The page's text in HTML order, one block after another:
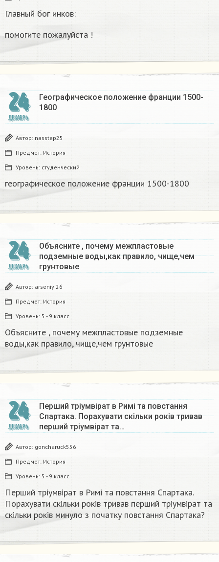
Главный бог инков:
помогите пожалуйста !
24
ДЕКАБРЬ
Географическое положение франции 1500-
1800​
Автор: nasstep25
Предмет: История
Уровень: студенческий
географическое положение франции 1500-1800​
24
ДЕКАБРЬ
Объясните , почему межпластовые
подземные воды,как правило, чище,чем
грунтовые​
Автор: arseniyi26
Предмет: История
Уровень: 5 - 9 класс
Объясните , почему межпластовые подземные
воды,как правило, чище,чем грунтовые​
24
ДЕКАБРЬ
Перший тріумвірат в Римі та повстання
Спартака. Порахувати скільки років тривав
перший тріумвірат та…
Автор: goncharuck556
Предмет: История
Уровень: 5 - 9 класс
Перший тріумвірат в Римі та повстання Спартака.
Порахувати скільки років тривав перший тріумвірат та
скільки років минуло з початку повстання Спартака?